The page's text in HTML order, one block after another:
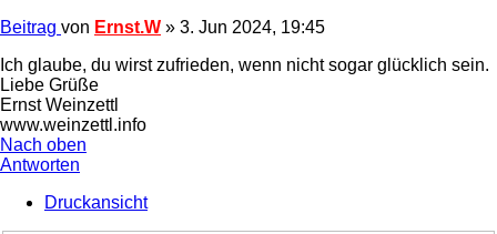
Beitrag von Ernst.W » 3. Jun 2024, 19:45
Ich glaube, du wirst zufrieden, wenn nicht sogar glücklich sein.
Liebe Grüße
Ernst Weinzettl
www.weinzettl.info
Nach oben
Antworten
Druckansicht